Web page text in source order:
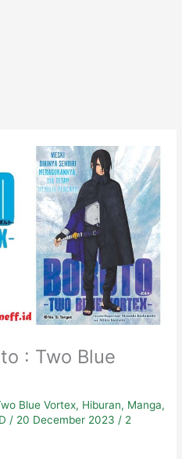
: Two Blue
Blue Vortex, Hiburan, Manga,
/ 20 December 2023/ 2